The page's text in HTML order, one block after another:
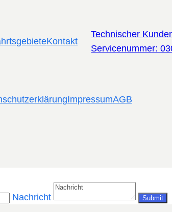
Kontakt
Technischer
Servicenummer:
ImpressumAGB
Nachricht